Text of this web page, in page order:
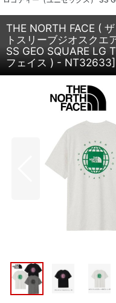
THE NORTH FACE (
トスリーブジオスクエ
SS GEO SQUARE LG T
フェイス ) - NT32633]